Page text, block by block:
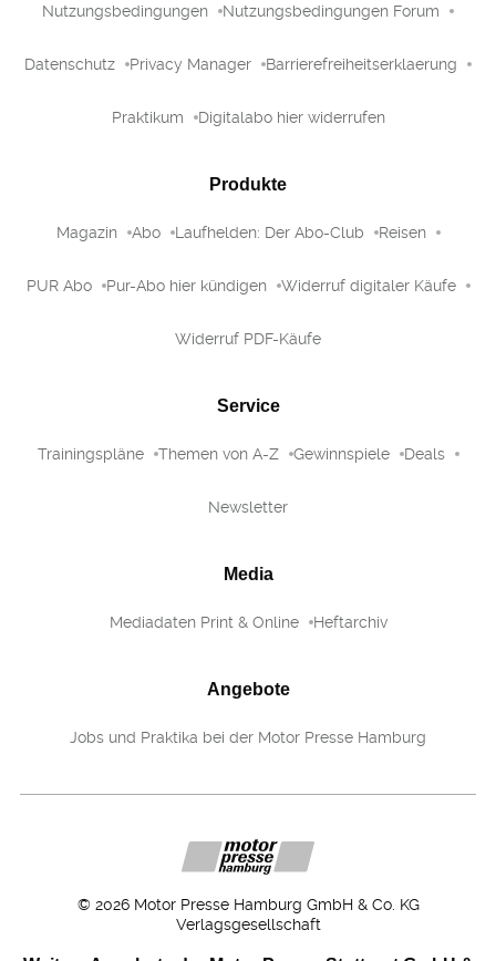
Nutzungsbedingungen Nutzungsbedingungen Forum
Datenschutz Privacy Manager Barrierefreiheitserklaerung
Praktikum Digitalabo hier widerrufen
Produkte
Magazin Abo Laufhelden: Der Abo-Club Reisen
PUR Abo Pur-Abo hier kündigen Widerruf digitaler Käufe
Widerruf PDF-Käufe
Service
Trainingspläne Themen von A-Z Gewinnspiele Deals
Newsletter
Media
Mediadaten Print & Online Heftarchiv
Angebote
Jobs und Praktika bei der Motor Presse Hamburg
© 2026 Motor Presse Hamburg GmbH & Co. KG
Verlagsgesellschaft